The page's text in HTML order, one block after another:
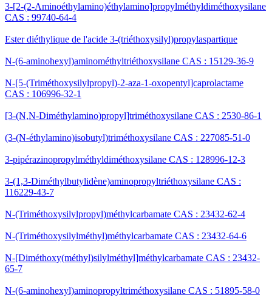
3-[2-(2-Aminoéthylamino)éthylamino]propylméthyldiméthoxysilane
CAS : 99740-64-4
Ester diéthylique de l'acide 3-(triéthoxysilyl)propylaspartique
N-(6-aminohexyl)aminométhyltriéthoxysilane CAS : 15129-36-9
N-[5-(Triméthoxysilylpropyl)-2-aza-1-oxopentyl]caprolactame
CAS : 106996-32-1
[3-(N,N-Diméthylamino)propyl]triméthoxysilane CAS : 2530-86-1
(3-(N-éthylamino)isobutyl)triméthoxysilane CAS : 227085-51-0
3-pipérazinopropylméthyldiméthoxysilane CAS : 128996-12-3
3-(1,3-Diméthylbutylidène)aminopropyltriéthoxysilane CAS :
116229-43-7
N-(Triméthoxysilylpropyl)méthylcarbamate CAS : 23432-62-4
N-(Triméthoxysilylméthyl)méthylcarbamate CAS : 23432-64-6
N-[Diméthoxy(méthyl)silylméthyl]méthylcarbamate CAS : 23432-
65-7
N-(6-aminohexyl)aminopropyltriméthoxysilane CAS : 51895-58-0